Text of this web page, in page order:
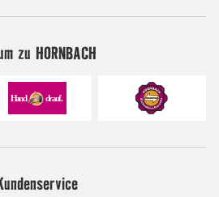
zu HORNBACH